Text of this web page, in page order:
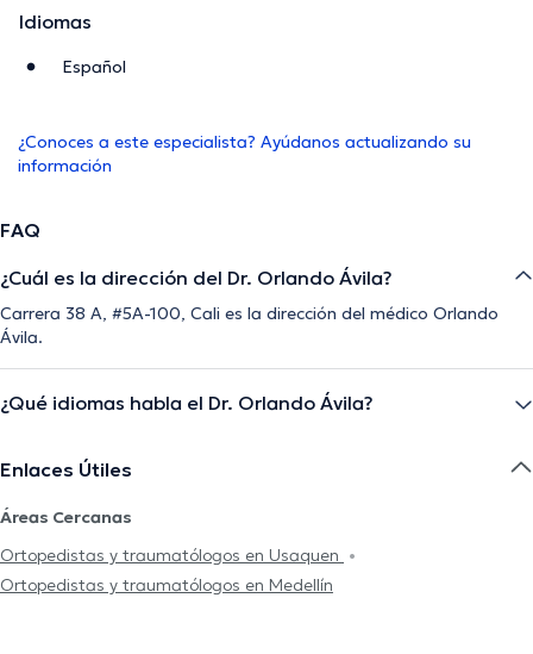
Idiomas
Español
¿Conoces a este especialista? Ayúdanos actualizando su
información
FAQ
¿Cuál es la dirección del Dr. Orlando Ávila?
Carrera 38 A, #5A-100, Cali es la dirección del médico Orlando
Ávila.
¿Qué idiomas habla el Dr. Orlando Ávila?
Enlaces Útiles
Áreas Cercanas
Ortopedistas y traumatólogos en Usaquen
Ortopedistas y traumatólogos en Medellín